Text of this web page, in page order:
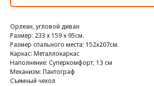
Орлеан, угловой диван
Размер: 233 х 159 х 95см.
Размер спального места: 152х207см.
Каркас: Металлокаркас
Наполнение: Суперкомфорт, 13 см
Механизм: Пантограф
Съемный чехол